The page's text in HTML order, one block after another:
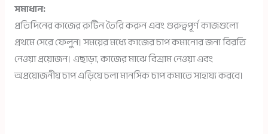
সমাধান:
প্রতিদিনের কাজের রুটিন তৈরি করুন এবং গুরুত্বপূর্ণ কাজগুলো
প্রথমে সেরে ফেলুন। সময়ের মধ্যে কাজের চাপ কমানোর জন্য বিরতি
নেওয়া প্রয়োজন। এছাড়া, কাজের মাঝে বিশ্রাম নেওয়া এবং
অপ্রয়োজনীয় চাপ এড়িয়ে চলা মানসিক চাপ কমাতে সাহায্য করবে।